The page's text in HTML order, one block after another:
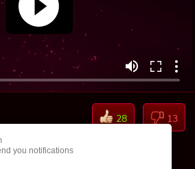
28 13
Германия
you notifications